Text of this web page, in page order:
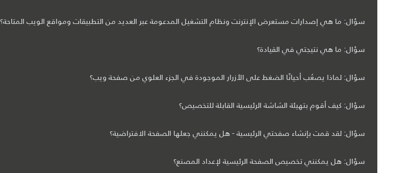
سؤال: ما هي إصدارات مستعرض الإنترنت ونظام التشغيل المدعومة عبر العديد من التطبيقات ومواقع الويب المتاحة؟
سؤال: ما هي نتيجتي في القيادة؟
سؤال: لماذا يصعُب أحيانًا الضغط على الأزرار الموجودة في الجزء العلوي من صفحة ويب؟
سؤال: كيف أقوم بتهيئة الشاشة الرئيسية القابلة للتخصيص؟
سؤال: لقد قمت بإنشاء صفحتي الرئيسية - هل يمكنني جعلها الصفحة الافتراضية؟
سؤال: هل يمكنني تخصيص الصفحة الرئيسية لإعداد المصنع؟